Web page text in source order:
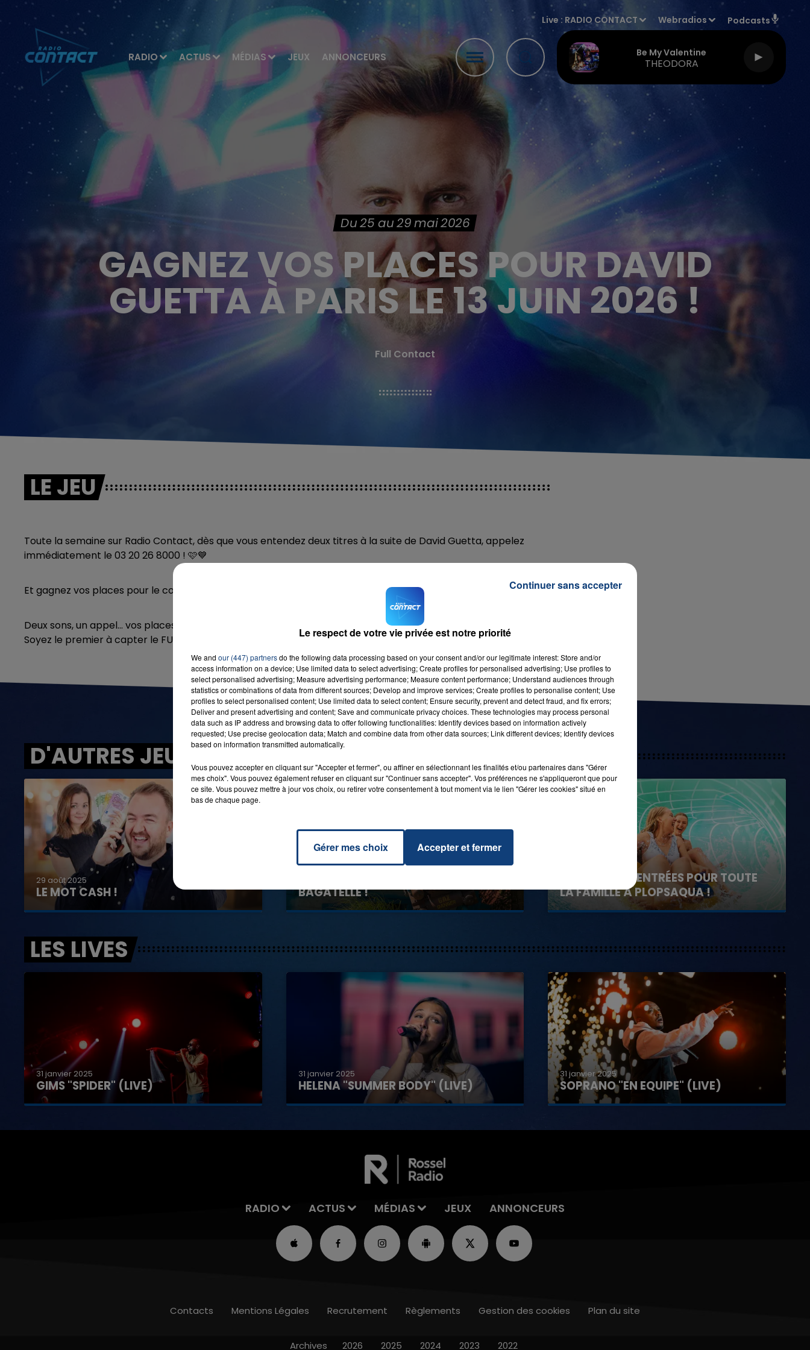
RADIO ACTUS MÉDIAS JEUX ANNONCEURS
Live : RADIO CONTACT Webradios Podcasts
Be My Valentine
THEODORA
LA TEAM DU WEEK-END
16h00 - 20h00
LA TEAM DU WEEK-END
Du 25 au 29 mai 2026
GAGNEZ VOS PLACES POUR DAVID
GUETTA À PARIS LE 13 JUIN 2026 !
Full Contact
LE JEU
Toute la semaine sur Radio Contact, dès que vous entendez deux titres à la suite de David Guetta, appelez
immédiatement le 03 20 26 8000 ! 🩷​💙
Et gagnez vos places pour le concert de David Guetta au Stade de France à Paris le 13 juin 2026.
Deux sons, un appel… vos places !
Soyez le premier à capter le FULL CONTACT de David Guetta !
D'AUTRES JEUX
29 août 2025
LE MOT CASH !
0h00
BAGATELLE !
GAGNEZ VOS ENTRÉES POUR TOUTE
LA FAMILLE À PLOPSAQUA !
LES LIVES
31 janvier 2025
GIMS "SPIDER" (LIVE)
31 janvier 2025
HELENA "SUMMER BODY" (LIVE)
31 janvier 2025
SOPRANO "EN EQUIPE" (LIVE)
RADIO ACTUS MÉDIAS JEUX ANNONCEURS
Contacts Mentions Légales Recrutement Règlements Gestion des cookies Plan du site
Archives 2026 2025 2024 2023 2022
Le respect de votre vie privée est notre priorité
We and our (447) partnersdo the following data processing based on your consent and/or our legitimate interest: Store and/or
access information on a device; Use limited data to select advertising; Create profiles for personalised advertising; Use profiles to
select personalised advertising; Measure advertising performance; Measure content performance; Understand audiences through
statistics or combinations of data from different sources; Develop and improve services; Create profiles to personalise content; Use
profiles to select personalised content; Use limited data to select content; Ensure security, prevent and detect fraud, and fix errors;
Deliver and present advertising and content; Save and communicate privacy choices. These technologies may process personal
data such as IP address and browsing data to offer following functionalities: Identify devices based on information actively
requested; Use precise geolocation data; Match and combine data from other data sources; Link different devices; Identify devices
based on information transmitted automatically.
Vous pouvez accepter en cliquant sur "Accepter et fermer", ou affiner en sélectionnant les finalités et/ou partenaires dans "Gérer
mes choix". Vous pouvez également refuser en cliquant sur "Continuer sans accepter". Vos préférences ne s'appliqueront que pour
ce site. Vous pouvez mettre à jour vos choix, ou retirer votre consentement à tout moment via le lien "Gérer les cookies" situé en
bas de chaque page.
Gérer mes choix Accepter et fermer
Continuer sans accepter